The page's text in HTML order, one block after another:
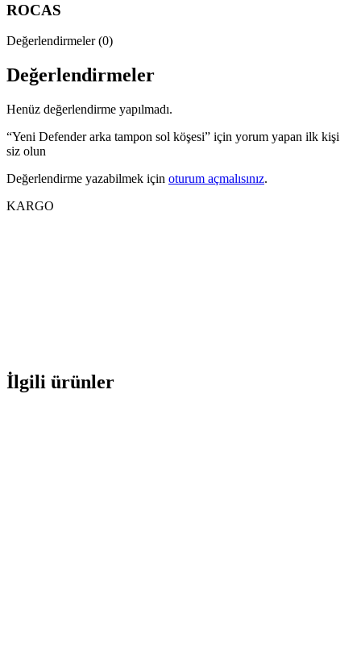
ROCAS
Değerlendirmeler (0)
Değerlendirmeler
Henüz değerlendirme yapılmadı.
“Yeni Defender arka tampon sol köşesi” için yorum yapan ilk kişi
siz olun
Değerlendirme yazabilmek için oturum açmalısınız.
KARGO
İlgili ürünler